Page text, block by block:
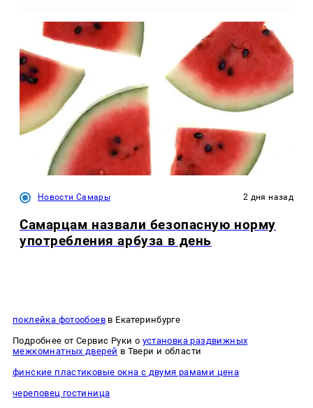
Новости Самары 2 дня назад
Самарцам назвали безопасную норму
употребления арбуза в день
поклейка фотообоев в Екатеринбурге
Подробнее от Сервис Руки о установка раздвижных
межкомнатных дверей в Твери и области
финские пластиковые окна с двумя рамами цена
череповец гостиница